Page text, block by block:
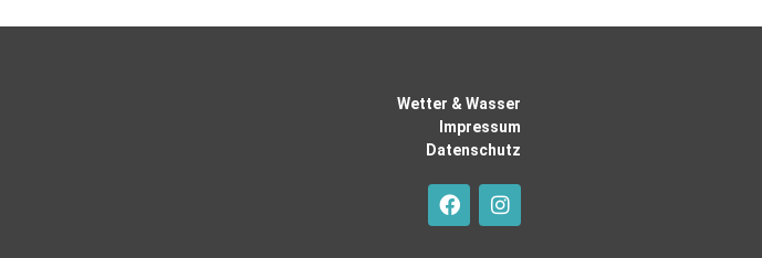
Wetter & Wasser
Impressum
Datenschutz